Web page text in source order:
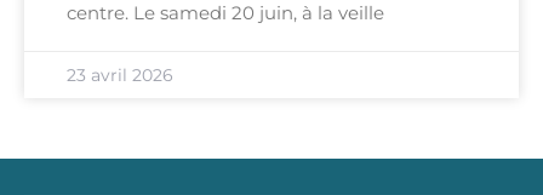
centre. Le samedi 20 juin, à la veille
23 avril 2026